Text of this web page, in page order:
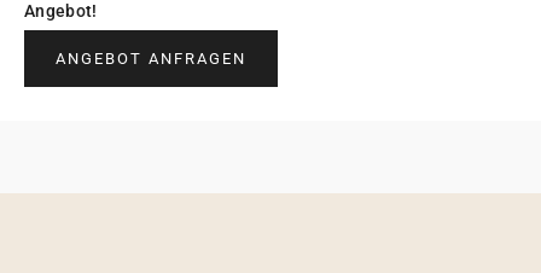
Angebot!
ANGEBOT ANFRAGEN